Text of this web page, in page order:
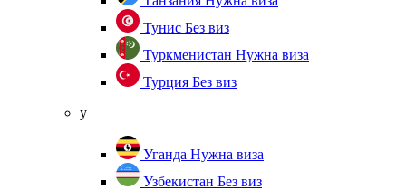
Тунис Без виз
Туркменистан Нужна виза
Турция Без виз
у
Уганда Нужна виза
Узбекистан Без виз